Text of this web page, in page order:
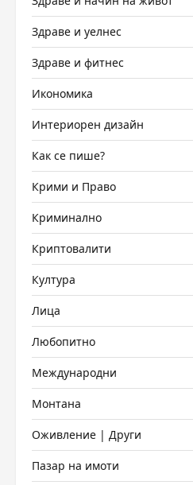
Здраве и уелнес
Здраве и фитнес
Икономика
Интериорен дизайн
Как се пише?
Крими и Право
Криминално
Криптовалити
Култура
Лица
Любопитно
Международни
Монтана
Оживление | Други
Пазар на имоти